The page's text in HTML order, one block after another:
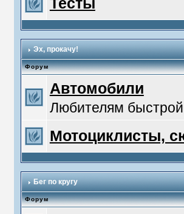
Эх, прокачу!
Форум
Автомобили
Любителям
Мотоциклисты,
Бег по кругу
Форум